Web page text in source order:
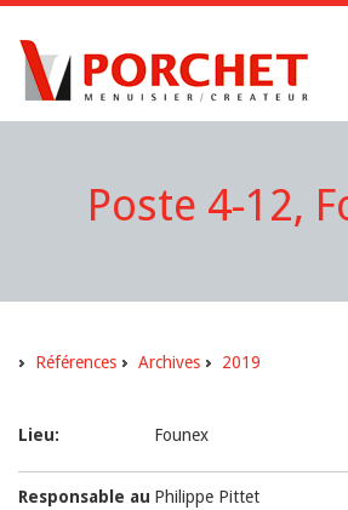
Poste 4-12,
Références Archives 2019
Lieu: Founex
Responsable au Philippe Pittet